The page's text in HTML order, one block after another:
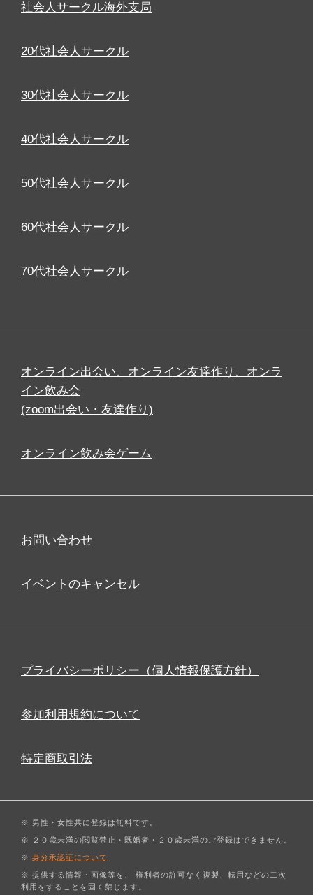
社会人サークル海外支局
20代社会人サークル
30代社会人サークル
40代社会人サークル
50代社会人サークル
60代社会人サークル
70代社会人サークル
オンライン出会い、オンライン友達作り、オンラ
イン飲み会
(zoom出会い・友達作り)
オンライン飲み会ゲーム
お問い合わせ
イベントのキャンセル
プライバシーポリシー（個人情報保護方針）
参加利用規約について
特定商取引法
※ 男性・女性共に登録は無料です。
※ ２０歳未満の閲覧禁止・既婚者・２０歳未満のご登録はできません。
※ 身分承認証について
※ 提供する情報・画像等を、 権利者の許可なく複製、転用などの二次
利用をすることを固く禁じます。